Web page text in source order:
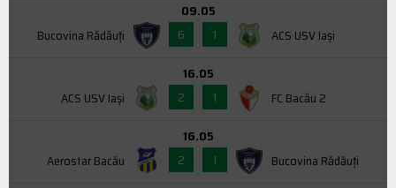
Bucovina Rădăuți
09.05
6
1 ACS USV Iaşi
ACS USV Iaşi
16.05
2
1 FC Bacău 2
Aerostar Bacău
16.05
2
1 Bucovina Rădăuți